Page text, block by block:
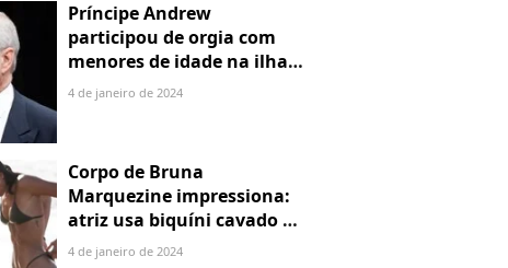
Príncipe Andrew
participou de orgia com
menores de idade na ilha
de Jeffrey Epstein, chefe de
4 de janeiro de 2024
Corpo de Bruna
Marquezine impressiona:
atriz usa biquíni cavado e
body chain ao chegar em
4 de janeiro de 2024